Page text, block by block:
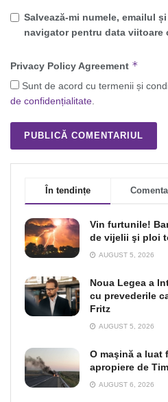
Salvează-mi numele, emailul
navigator pentru data viitoare
Privacy Policy Agreement *
Sunt de acord cu termenii și
de confidențialitate.
În tendințe
Vin furtunile!
de vijelii şi ploi
AUGUST 5, 2026
Noua Legea a
cu prevederile
Fritz
AUGUST 5, 2026
O maşină a luat
apropiere de
AUGUST 6, 2026